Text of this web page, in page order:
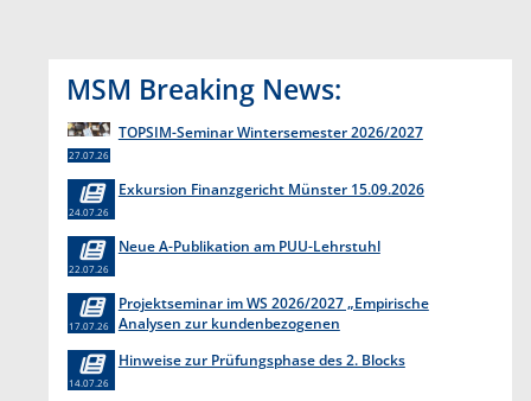
MSM Breaking News:
TOPSIM-Seminar Wintersemester 2026/2027
27.07.26
Exkursion Finanzgericht Münster 15.09.2026
24.07.26
Neue A-Publikation am PUU-Lehrstuhl
22.07.26
Projektseminar im WS 2026/2027 „Empirische
Analysen zur kundenbezogenen
17.07.26
Hinweise zur Prüfungsphase des 2. Blocks
14.07.26